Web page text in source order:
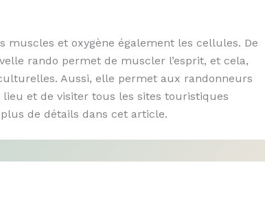
muscles et oxygène également les cellules. De
rando permet de muscler l’esprit, et cela,
Aussi, elle permet aux randonneurs
et de visiter tous les sites touristiques
de détails dans cet article.